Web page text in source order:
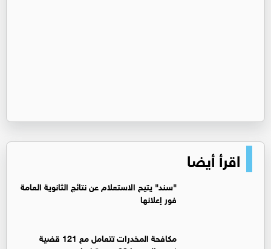
اقرأ أيضا
"سند" يتيح الاستعلام عن نتائج الثانوية العامة
فور إعلانها
مكافحة المخدرات تتعامل مع 121 قضية